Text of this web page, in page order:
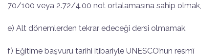
70/100 veya 2.72/4.00 not ortalamasına sahip olmak,
e) Alt dönemlerden tekrar edeceği dersi olmamak,
f) Eğitime başvuru tarihi itibariyle UNESCO’nun resmî